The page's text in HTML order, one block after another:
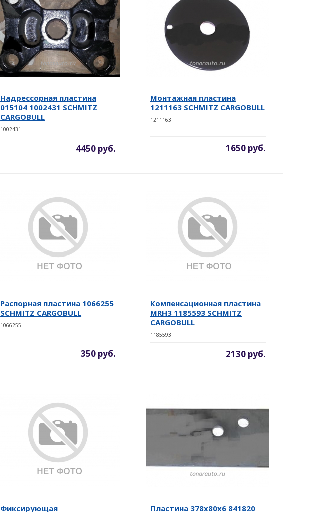
Надрессорная пластина
015104 1002431 SCHMITZ
CARGOBULL
1002431
4450 руб.
Монтажная пластина
1211163 SCHMITZ CARGOBULL
1211163
1650 руб.
Распорная пластина 1066255
SCHMITZ CARGOBULL
1066255
350 руб.
Компенсационная пластина
MRH3 1185593 SCHMITZ
CARGOBULL
1185593
2130 руб.
Фиксирующая
Пластина 378x80x6 841820